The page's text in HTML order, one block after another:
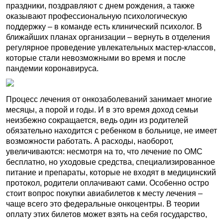
праздники, поздравляют с днем рождения, а также
оказывают профессиональную психологическую
поддержку – в команде есть клинический психолог. В
ближайших планах организации – вернуть в отделения
регулярное проведение увлекательных мастер-классов,
которые стали невозможными во время и после
пандемии коронавируса.
Процесс лечения от онкозаболеваний занимает многие
месяцы, а порой и годы. И в это время доход семьи
неизбежно сокращается, ведь один из родителей
обязательно находится с ребенком в больнице, не имеет
возможности работать. А расходы, наоборот,
увеличиваются: несмотря на то, что лечение по ОМС
бесплатно, но уходовые средства, специализированное
питание и препараты, которые не входят в медицинский
протокол, родители оплачивают сами. Особенно остро
стоит вопрос покупки авиабилетов к месту лечения –
чаще всего это федеральные онкоцентры. В теории
оплату этих билетов может взять на себя государство,